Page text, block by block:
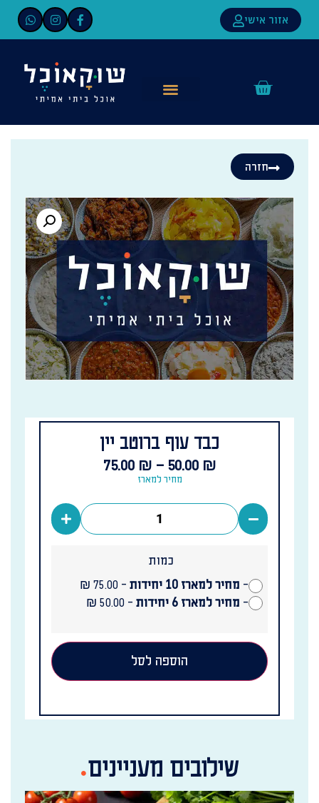
אזור אישי
חזרה
כבד עוף ברוטב יין
50.00 ₪
–
75.00 ₪
מחיר למארז
כמות
- מחיר למארז 10 יחידות -
75.00
₪
- מחיר למארז 6 יחידות -
50.00
₪
הוספה לסל
שילובים מעניינים